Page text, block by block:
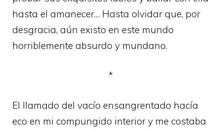
hasta el amanecer… Hasta olvidar que, por
desgracia, aún existo en este mundo
horriblemente absurdo y mundano.
*
El llamado del vacío ensangrentado hacía
eco en mi compungido interior y me costaba